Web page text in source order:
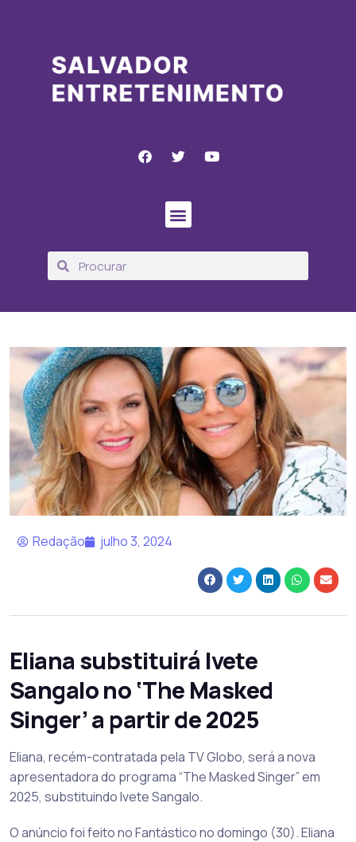
Redação julho 3, 2024
Eliana substituirá Ivete
Sangalo no ‘The Masked
Singer’ a partir de 2025
Eliana, recém-contratada pela TV Globo, será a nova
apresentadora do programa “The Masked Singer” em
2025, substituindo Ivete Sangalo.
O anúncio foi feito no Fantástico no domingo (30). Eliana